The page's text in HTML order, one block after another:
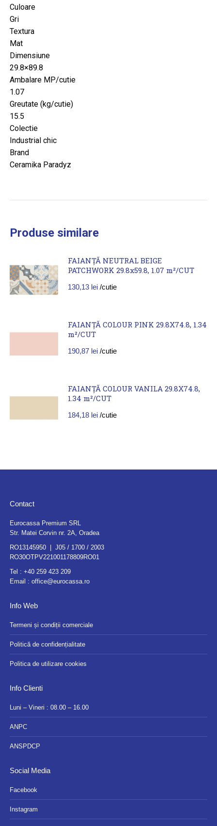
Culoare
Gri
Textura
Mat
Dimensiune
29.8×89.8
Ambalare MP/cutie
1.07
Greutate (kg/cutie)
15.5
Colectie
Industrial chic
Brand
Ceramika Paradyz
Produse similare
FAIANȚĂ NEUTRAL BEIGE
PATCHWORK 29.8x59.8, 1.07 m²/CUT
130,13 lei /cutie
FAIANȚĂ COLOUR PINK 29.8X74.8, 1.34
m²/CUT
190,87 lei /cutie
FAIANȚĂ COLOUR VANILA 29.8X74.8,
1.34 m²/CUT
184,18 lei /cutie
Contact
Eurocassa Premium SRL
Str. Matei Corvin nr. 2A, Oradea
RO13145950 | J05 / 1700 / 2003
RO30OTPV221001178809RO01
Tel : +40 259 423 209
Email : office@eurocassa.ro
Info Web
Termeni și condiții comerciale
Politică de confidențialitate
Politica de utilizare cookies
Info Clienti
Luni – Vineri : 08.00 – 16.00
ANPC
ANSPDCP
Social Media
Facebook
Instagram